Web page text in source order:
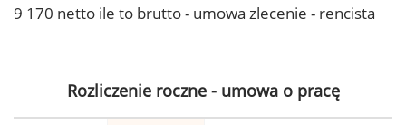
9 170 netto ile to brutto - umowa zlecenie - rencista
Rozliczenie roczne - umowa o pracę